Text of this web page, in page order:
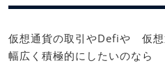
仮想通貨の取引やDefiや 仮
幅広く積極的にしたいのなら